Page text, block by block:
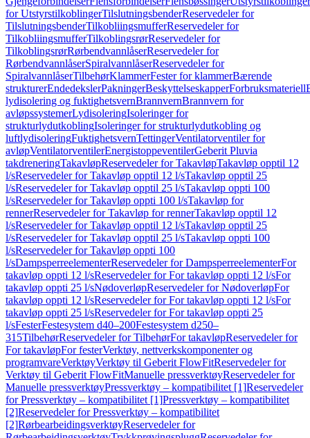
for UtstyrstilkoblingerTilslutningsbenderReservedeler for
TilslutningsbenderTilkobliingsmufferReservedeler for
TilkobliingsmufferTilkoblingsrørReservedeler for
TilkoblingsrørRørbendvannlåserReservedeler for
RørbendvannlåserSpiralvannlåserReservedeler for
SpiralvannlåserTilbehørKlammerFester for klammerBærende
strukturerEndedekslerPakningerBeskyttelseskapperForbruksmateriell
lydisolering og fuktighetsvernBrannvernBrannvern for
avløpssystemerLydisoleringIsoleringer for
strukturlydutkoblingIsoleringer for strukturlydutkobling og
luftlydisoleringFuktighetsvernTettingerVentilatorventiler for
avløpVentilatorventilerEnergistoppeventilerGeberit Pluvia
takdreneringTakavløpReservedeler for TakavløpTakavløp opptil 12
l/sReservedeler for Takavløp opptil 12 l/sTakavløp opptil 25
l/sReservedeler for Takavløp opptil 25 l/sTakavløp oppti 100
l/sReservedeler for Takavløp oppti 100 l/sTakavløp for
rennerReservedeler for Takavløp for rennerTakavløp opptil 12
l/sReservedeler for Takavløp opptil 12 l/sTakavløp opptil 25
l/sReservedeler for Takavløp opptil 25 l/sTakavløp oppti 100
l/sReservedeler for Takavløp oppti 100
l/sDampsperreelementerReservedeler for DampsperreelementerFor
takavløp oppti 12 l/sReservedeler for For takavløp oppti 12 l/sFor
takavløp oppti 25 l/sNødoverløpReservedeler for NødoverløpFor
takavløp oppti 12 l/sReservedeler for For takavløp oppti 12 l/sFor
takavløp oppti 25 l/sReservedeler for For takavløp oppti 25
l/sFesterFestesystem d40–200Festesystem d250–
315TilbehørReservedeler for TilbehørFor takavløpReservedeler for
For takavløpFor festerVerktøy, nettverkskomponenter og
programvareVerktøyVerktøy til Geberit FlowFitReservedeler for
Verktøy til Geberit FlowFitManuelle pressverktøyReservedeler for
Manuelle pressverktøyPressverktøy – kompatibilitet [1]Reservedeler
for Pressverktøy – kompatibilitet [1]Pressverktøy – kompatibilitet
[2]Reservedeler for Pressverktøy – kompatibilitet
[2]RørbearbeidingsverktøyReservedeler for